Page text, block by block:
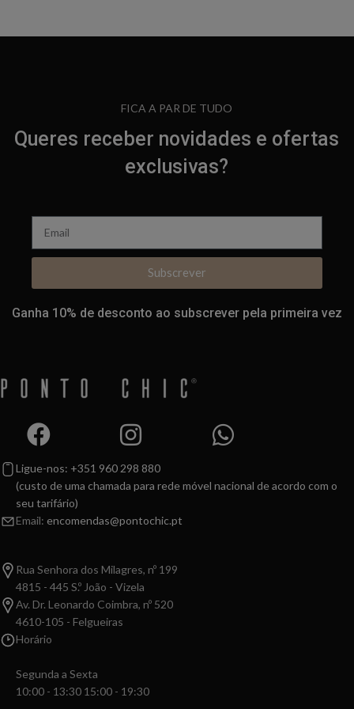
FICA A PAR DE TUDO
Queres receber novidades e ofertas
exclusivas?
Subscrever
Ganha 10% de desconto ao subscrever pela primeira vez
Ligue-nos: +351 960 298 880
(custo de uma chamada para rede móvel nacional de acordo com o
seu tarifário)
Email: encomendas@pontochic.pt
Rua Senhora dos Milagres, nº 199
4815 - 445 S.º João - Vizela
Av. Dr. Leonardo Coimbra, nº 520
4610-105 - Felgueiras
Horário
Segunda a Sexta
10:00 - 13:30 15:00 - 19:30